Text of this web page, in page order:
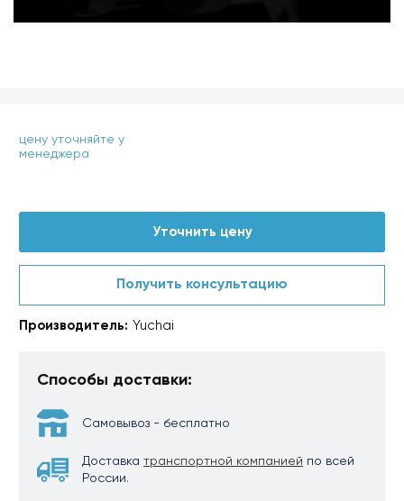
цену уточняйте у
менеджера
Уточнить цену
Получить консультацию
Производитель: Yuchai
Способы доставки:
Самовывоз - бесплатно
Доставка транспортной компанией по всей
России.